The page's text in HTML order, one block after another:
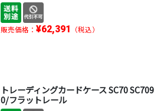
販売価格： ¥62,391 （税込）
トレーディングカードケース SC70 SC709
0/フラットレール